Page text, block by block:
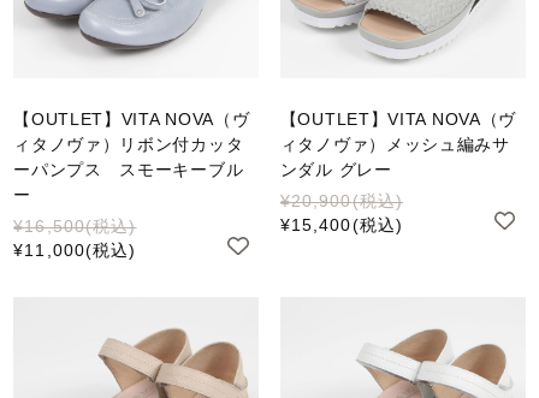
【OUTLET】VITA NOVA（ヴ
ィタノヴァ）リボン付カッタ
ーパンプス スモーキーブル
ー
¥16,500(税込)
¥11,000(税込)
【OUTLET】VITA NOVA（ヴ
ィタノヴァ）メッシュ編みサ
ンダル グレー
¥20,900(税込)
¥15,400(税込)